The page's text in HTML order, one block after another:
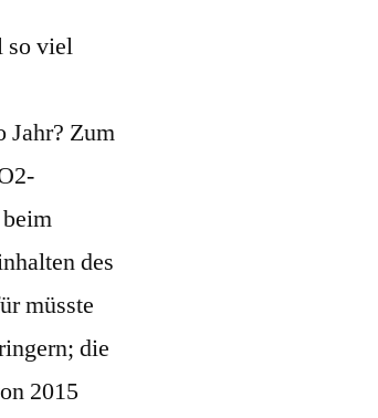
so viel
Jahr? Zum
des
müsste
die
2015